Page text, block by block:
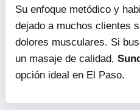
Su enfoque metódico y
dejado a muchos clientes
dolores musculares. Si
un masaje de calidad,
opción ideal en El Paso.